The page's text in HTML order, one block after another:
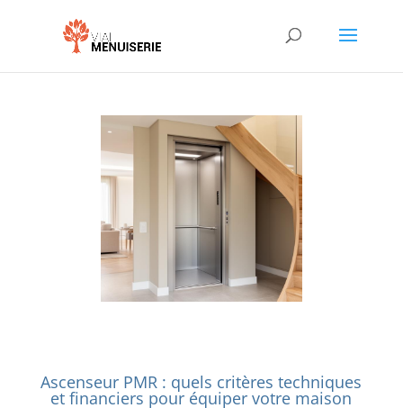
Ascenseur PMR : quels critères techniques
et financiers pour équiper votre maison